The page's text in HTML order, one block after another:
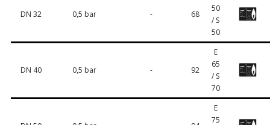
DN 32 0,5 bar - 68
50
/ S
50
DN 40 0,5 bar - 92
E
65
/ S
70
E
75